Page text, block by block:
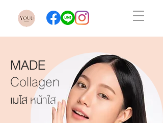
MADE
Collagen
เมโสหน้าใส